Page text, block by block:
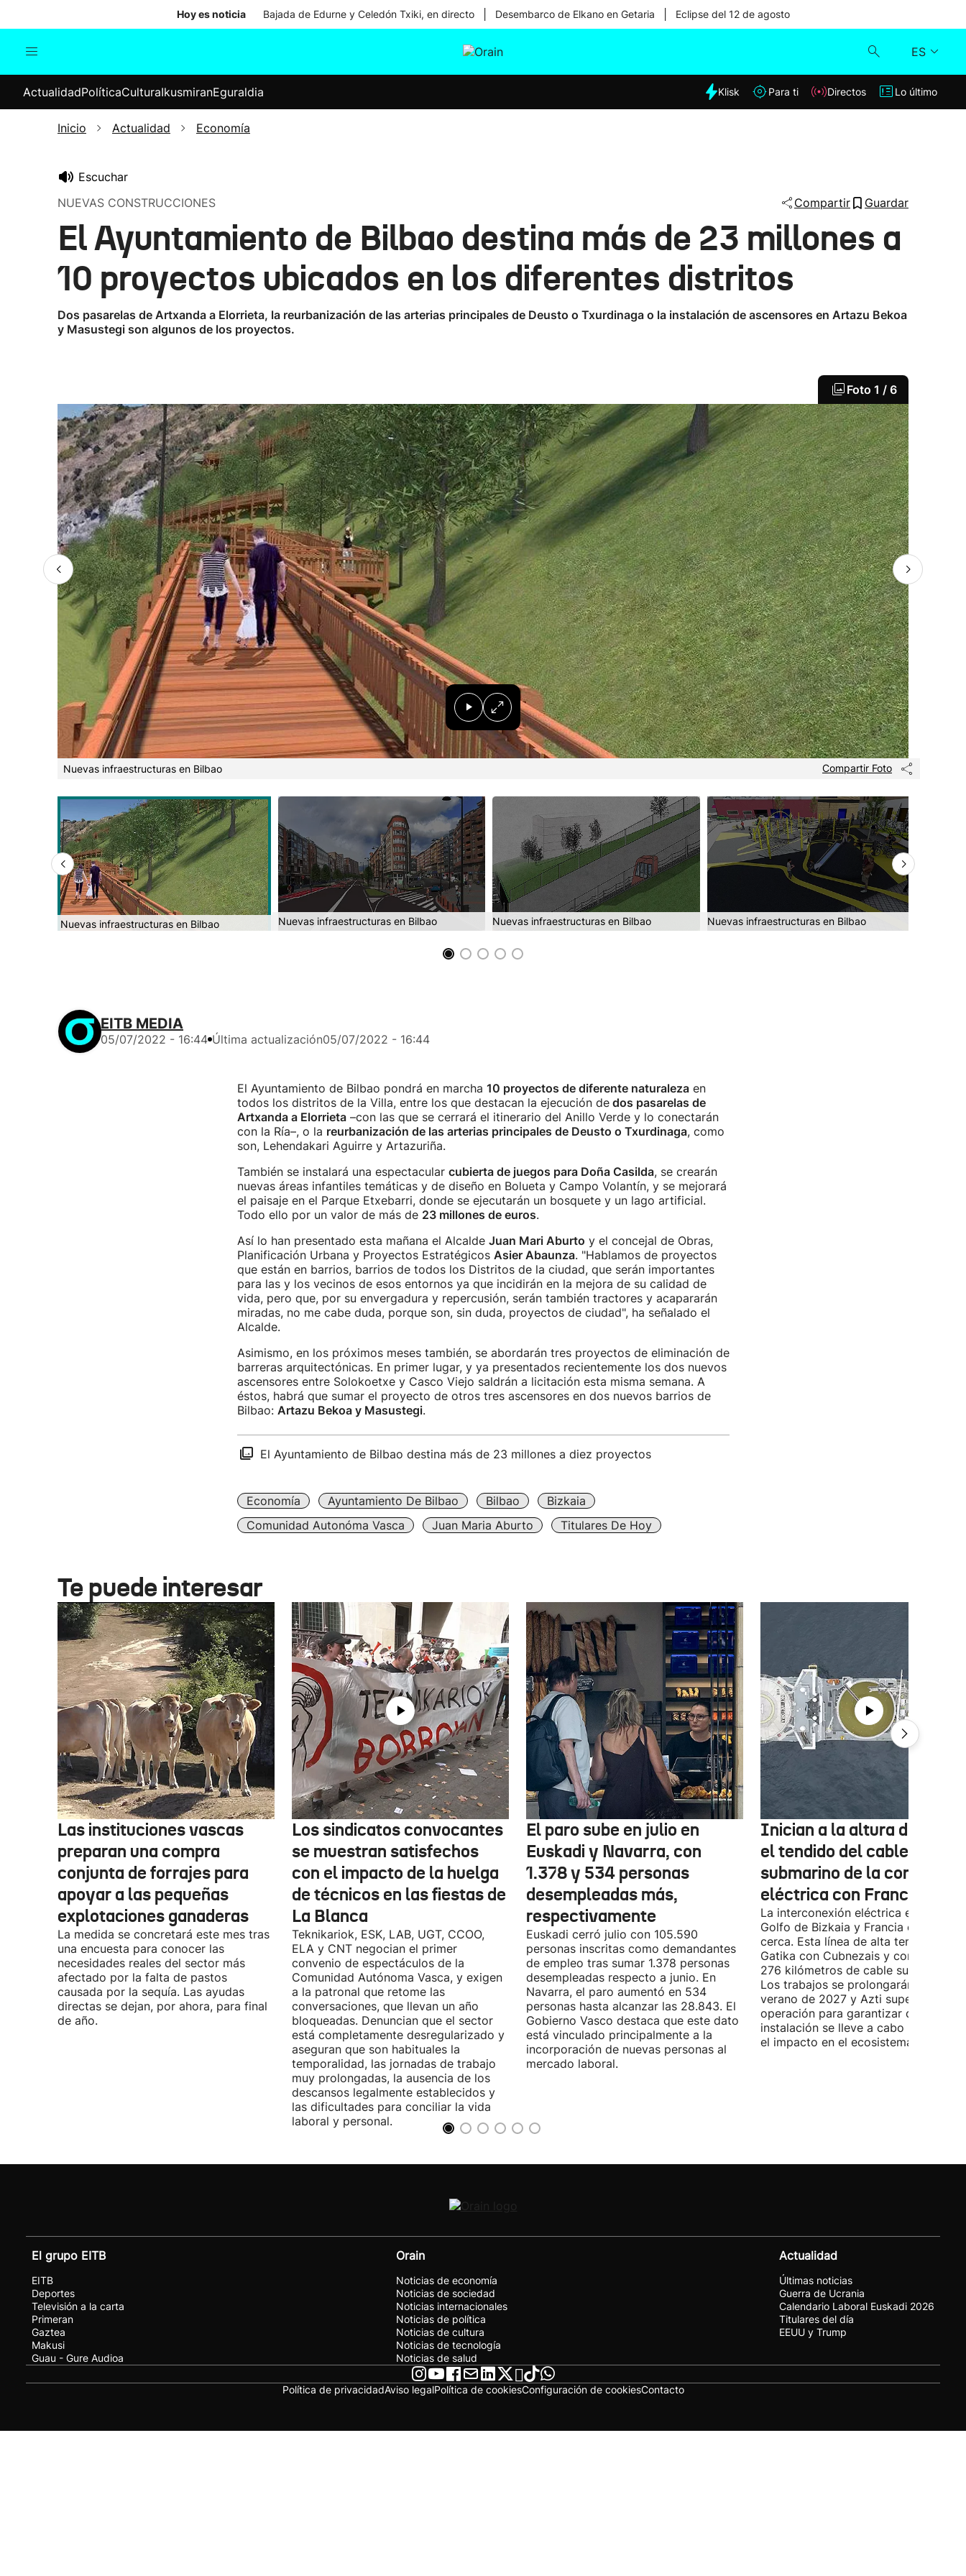
Hoy es noticia Bajada de Edurne y Celedón Txiki, en directo Desembarco de Elkano en Getaria Eclipse del 12 de agosto
ES
Internacional
Elecciones
Klisk
Lo último
ActualidadPolíticaCulturaIkusmiranEguraldia Klisk Para ti Directos Lo último
Inicio Actualidad Economía
Escuchar
NUEVAS CONSTRUCCIONES
Compartir Guardar
El Ayuntamiento de Bilbao destina más de 23 millones a
10 proyectos ubicados en los diferentes distritos
Dos pasarelas de Artxanda a Elorrieta, la reurbanización de las arterias principales de Deusto o Txurdinaga o la instalación de ascensores en Artazu Bekoa
y Masustegi son algunos de los proyectos.
Foto 1 / 6
Nuevas infraestructuras en Bilbao Compartir Foto
Nuevas infraestructuras en Bilbao Nuevas infraestructuras en Bilbao Nuevas infraestructuras en Bilbao Nuevas infraestructuras en Bilbao
EITB MEDIA
05/07/2022 - 16:44 Última actualización05/07/2022 - 16:44
El Ayuntamiento de Bilbao pondrá en marcha 10 proyectos de diferente naturalezaen
todos los distritos de la Villa, entre los que destacan la ejecución dedos pasarelas de
Artxanda a Elorrieta–con las que se cerrará el itinerario del Anillo Verde y lo conectarán
con la Ría–, o la reurbanización de las arterias principales de Deusto o Txurdinaga, como
son, Lehendakari Aguirre y Artazuriña.
También se instalará una espectacular cubierta de juegos para Doña Casilda, se crearán
nuevas áreas infantiles temáticas y de diseño en Bolueta y Campo Volantín, y se mejorará
el paisaje en el Parque Etxebarri, donde se ejecutarán un bosquete y un lago artificial.
Todo ello por un valor de más de 23 millones de euros.
Así lo han presentado esta mañana el Alcalde Juan Mari Aburto y el concejal de Obras,
Planificación Urbana y Proyectos Estratégicos Asier Abaunza. "Hablamos de proyectos
que están en barrios, barrios de todos los Distritos de la ciudad, que serán importantes
para las y los vecinos de esos entornos ya que incidirán en la mejora de su calidad de
vida, pero que, por su envergadura y repercusión, serán también tractores y acapararán
miradas, no me cabe duda, porque son, sin duda, proyectos de ciudad", ha señalado el
Alcalde.
Asimismo, en los próximos meses también, se abordarán tres proyectos de eliminación de
barreras arquitectónicas. En primer lugar, y ya presentados recientemente los dos nuevos
ascensores entre Solokoetxe y Casco Viejo saldrán a licitación esta misma semana. A
éstos, habrá que sumar el proyecto de otros tres ascensores en dos nuevos barrios de
Bilbao: Artazu Bekoa y Masustegi.
El Ayuntamiento de Bilbao destina más de 23 millones a diez proyectos
Economía Ayuntamiento De Bilbao Bilbao
Bizkaia
Comunidad Autonóma Vasca
Juan Maria Aburto Titulares De Hoy
Te puede interesar
Las instituciones vascas
preparan una compra
conjunta de forrajes para
apoyar a las pequeñas
explotaciones ganaderas
La medida se concretará este mes tras
una encuesta para conocer las
necesidades reales del sector más
afectado por la falta de pastos
causada por la sequía. Las ayudas
directas se dejan, por ahora, para final
de año.
Los sindicatos convocantes
se muestran satisfechos
con el impacto de la huelga
de técnicos en las fiestas de
La Blanca
Teknikariok, ESK, LAB, UGT, CCOO,
ELA y CNT negocian el primer
convenio de espectáculos de la
Comunidad Autónoma Vasca, y exigen
a la patronal que retome las
conversaciones, que llevan un año
bloqueadas. Denuncian que el sector
está completamente desregularizado y
aseguran que son habituales la
temporalidad, las jornadas de trabajo
muy prolongadas, la ausencia de los
descansos legalmente establecidos y
las dificultades para conciliar la vida
laboral y personal.
El paro sube en julio en
Euskadi y Navarra, con
1.378 y 534 personas
desempleadas más,
respectivamente
Euskadi cerró julio con 105.590
personas inscritas como demandantes
de empleo tras sumar 1.378 personas
desempleadas respecto a junio. En
Navarra, el paro aumentó en 534
personas hasta alcanzar las 28.843. El
Gobierno Vasco destaca que este dato
está vinculado principalmente a la
incorporación de nuevas personas al
mercado laboral.
Inician a la altura de
el tendido del cable
submarino de la conexión
eléctrica con Francia
La interconexión eléctrica entre el
Golfo de Bizkaia y Francia está más
cerca. Esta línea de alta tensión unirá
Gatika con Cubnezais y contará con
276 kilómetros de cable submarino.
Los trabajos se prolongarán hasta
verano de 2027 y Azti supervisará la
operación para garantizar que la
instalación se lleve a cabo
el impacto en el ecosistema marino.
El grupo EITB
EITB
Deportes
Televisión a la carta
Primeran
Gaztea
Makusi
Guau - Gure Audioa
Orain
Noticias de economía
Noticias de sociedad
Noticias internacionales
Noticias de política
Noticias de cultura
Noticias de tecnología
Noticias de salud
Actualidad
Últimas noticias
Guerra de Ucrania
Calendario Laboral Euskadi 2026
Titulares del día
EEUU y Trump
Política de privacidadAviso legalPolítica de cookiesConfiguración de cookiesContacto